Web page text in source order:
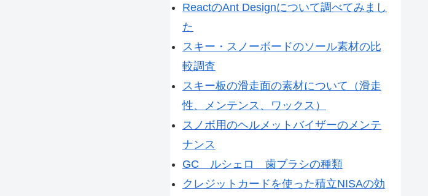
ReactのAnt Designについて調べてみまし
た
スキー・スノーボードのソール素材の比
較調査
スキー板の滑走面の素材について（滑走
性、メンテンス、ワックス）
スノボ用のヘルメットバイザーのメンテ
ナンス
GC ルシェロ 歯ブラシの種類
クレジットカードを使った積立NISAの効